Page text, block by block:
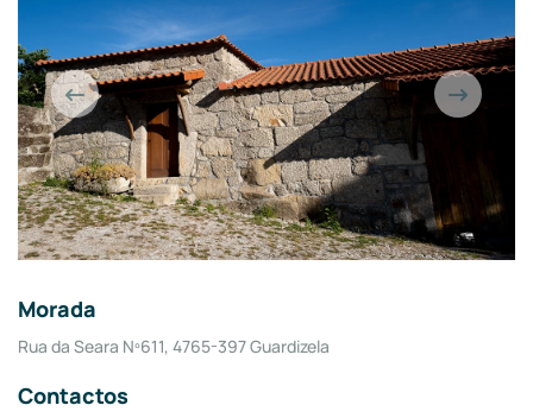
Morada
Rua da Seara Nº611, 4765-397 Guardizela
Contactos